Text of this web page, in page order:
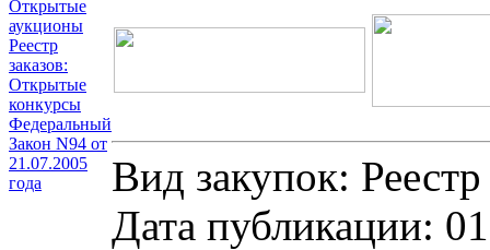
Открытые
аукционы
Реестр
заказов:
Открытые
конкурсы
Федеральный
Закон N94 от
21.07.2005
года
Вид закупок:
Дата публикации: